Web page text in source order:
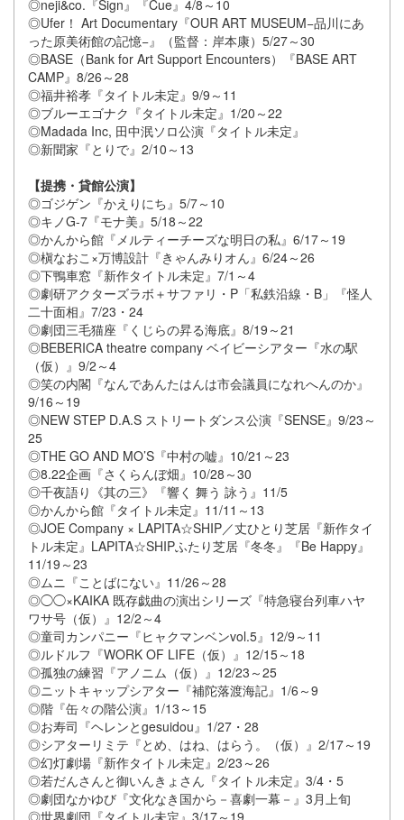
◎neji&co.『Sign』『Cue』4/8～10
◎Ufer！ Art Documentary『OUR ART MUSEUM−品川にあ
った原美術館の記憶−』（監督：岸本康）5/27～30
◎BASE（Bank for Art Support Encounters）『BASE ART
CAMP』8/26～28
◎福井裕孝『タイトル未定』9/9～11
◎ブルーエゴナク『タイトル未定』1/20～22
◎Madada Inc, 田中泯ソロ公演『タイトル未定』
◎新聞家『とりで』2/10～13
【提携・貸館公演】
◎ゴジゲン『かえりにち』5/7～10
◎キノG-7『モナ美』5/18～22
◎かんから館『メルティーチーズな明日の私』6/17～19
◎槇なおこ×万博設計『きゃんみりオん』6/24～26
◎下鴨車窓『新作タイトル未定』7/1～4
◎劇研アクターズラボ＋サファリ・P「私鉄沿線・B」『怪人
二十面相』7/23・24
◎劇団三毛猫座『くじらの昇る海底』8/19～21
◎BEBERICA theatre company ベイビーシアター『水の駅
（仮）』9/2～4
◎笑の内閣『なんであんたはんは市会議員になれへんのか』
9/16～19
◎NEW STEP D.A.S ストリートダンス公演『SENSE』9/23～
25
◎THE GO AND MO’S『中村の嘘』10/21～23
◎8.22企画『さくらんぼ畑』10/28～30
◎千夜語り《其の三》『響く 舞う 詠う』11/5
◎かんから館『タイトル未定』11/11～13
◎JOE Company × LAPITA☆SHIP／丈ひとり芝居『新作タイ
トル未定』LAPITA☆SHIPふたり芝居『冬冬』『Be Happy』
11/19～23
◎ムニ『ことばにない』11/26～28
◎◯◯×KAIKA 既存戯曲の演出シリーズ『特急寝台列車ハヤ
ワサ号（仮）』12/2～4
◎童司カンパニー『ヒャクマンベンvol.5』12/9～11
◎ルドルフ『WORK OF LIFE（仮）』12/15～18
◎孤独の練習『アノニム（仮）』12/23～25
◎ニットキャップシアター『補陀落渡海記』1/6～9
◎階『缶々の階公演』1/13～15
◎お寿司『ヘレンとgesuidou』1/27・28
◎シアターリミテ『とめ、はね、はらう。（仮）』2/17～19
◎幻灯劇場『新作タイトル未定』2/23～26
◎若だんさんと御いんきょさん『タイトル未定』3/4・5
◎劇団なかゆび『文化なき国から－喜劇一幕－』3月上旬
◎世界劇団『タイトル未定』3/17～19